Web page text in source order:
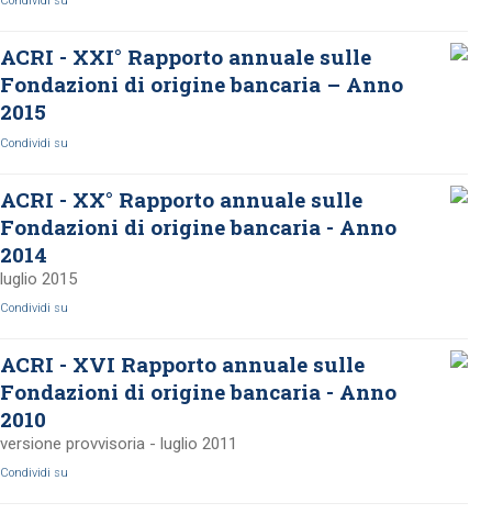
ACRI - XXI° Rapporto annuale sulle
Fondazioni di origine bancaria – Anno
2015
Condividi su
ACRI - XX° Rapporto annuale sulle
Fondazioni di origine bancaria - Anno
2014
luglio 2015
Condividi su
ACRI - XVI Rapporto annuale sulle
Fondazioni di origine bancaria - Anno
2010
versione provvisoria - luglio 2011
Condividi su